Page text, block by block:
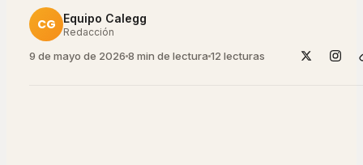
CG Equipo Calegg
Redacción
9 de mayo de 2026 8 min de lectura 12 lecturas